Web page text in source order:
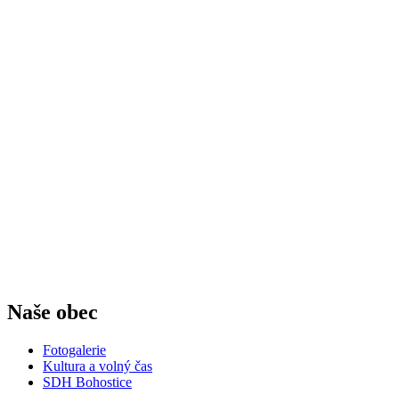
Naše obec
Fotogalerie
Kultura a volný čas
SDH Bohostice